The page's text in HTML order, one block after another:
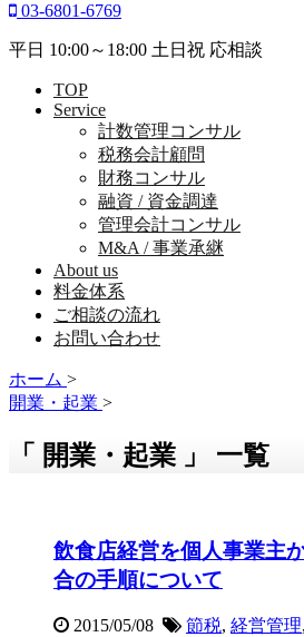
03-6801-6769
平日 10:00～18:00 土日祝 応相談
TOP
Service
計数管理コンサル
税務会計顧問
財務コンサル
融資 / 資金調達
管理会計コンサル
M&A / 事業承継
About us
料金体系
ご相談の流れ
お問い合わせ
ホーム >
開業・起業 >
「 開業・起業 」 一覧
飲食店経営を個人事業主
合の手順について
2015/05/08 節税, 経営管理,